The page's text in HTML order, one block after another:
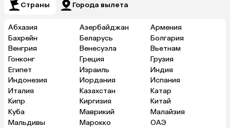
Страны Города вылета
Абхазия Азербайджан
Армения
Бахрейн
Беларусь
Болгария
Венгрия
Венесуэла
Вьетнам
Гонконг
Греция
Грузия
Египет
Израиль
Индия
Индонезия
Иордания
Испания
Италия
Казахстан
Катар
Кипр
Киргизия
Китай
Куба
Маврикий
Малайзия
Мальдивы
Марокко
ОАЭ